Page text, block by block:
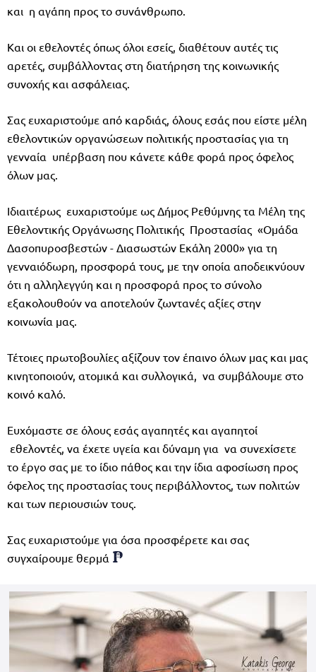
και η αγάπη προς το συνάνθρωπο.
Και οι εθελοντές όπως όλοι εσείς, διαθέτουν αυτές τις
αρετές, συμβάλλοντας στη διατήρηση της κοινωνικής
συνοχής και ασφάλειας.
Σας ευχαριστούμε από καρδιάς, όλους εσάς που είστε μέλη
εθελοντικών οργανώσεων πολιτικής προστασίας για τη
γενναία υπέρβαση που κάνετε κάθε φορά προς όφελος
όλων μας.
Ιδιαιτέρως ευχαριστούμε ως Δήμος Ρεθύμνης τα Μέλη της
Εθελοντικής Οργάνωσης Πολιτικής Προστασίας «Ομάδα
Δασοπυροσβεστών - Διασωστών Εκάλη 2000» για τη
γενναιόδωρη, προσφορά τους, με την οποία αποδεικνύουν
ότι η αλληλεγγύη και η προσφορά προς το σύνολο
εξακολουθούν να αποτελούν ζωντανές αξίες στην
κοινωνία μας.
Τέτοιες πρωτοβουλίες αξίζουν τον έπαινο όλων μας και μας
κινητοποιούν, ατομικά και συλλογικά, να συμβάλουμε στο
κοινό καλό.
Ευχόμαστε σε όλους εσάς αγαπητές και αγαπητοί
εθελοντές, να έχετε υγεία και δύναμη για να συνεχίσετε
το έργο σας με το ίδιο πάθος και την ίδια αφοσίωση προς
όφελος της προστασίας τους περιβάλλοντος, των πολιτών
και των περιουσιών τους.
Σας ευχαριστούμε για όσα προσφέρετε και σας
συγχαίρουμε θερμά